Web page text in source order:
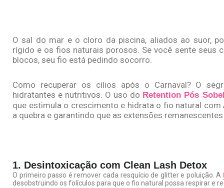
O sal do mar e o cloro da piscina, aliados ao suor,
rígido e os fios naturais porosos. Se você sente seus
blocos, seu fio está pedindo socorro.
Como recuperar os cílios após o Carnaval? O
hidratantes e nutritivos. O uso do Retention Pós
que estimula o crescimento e hidrata o fio natural com
a quebra e garantindo que as extensões
1. Desintoxicação com Clean Lash Detox
O primeiro passo é remover cada resquício de glitter e poluição. A
desobstruindo os folículos para que o fio natural possa respirar e